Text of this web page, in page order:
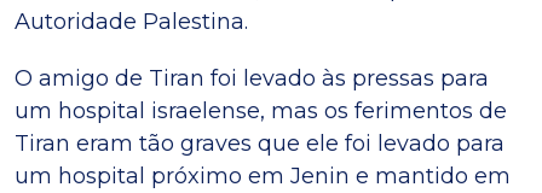
Autoridade Palestina.
O amigo de Tiran foi levado às pressas para
um hospital israelense, mas os ferimentos de
Tiran eram tão graves que ele foi levado para
um hospital próximo em Jenin e mantido em